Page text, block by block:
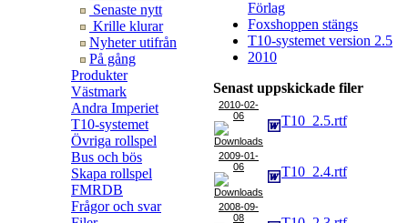
Senaste nytt
Krille klurar
Nyheter utifrån
På gång
Produkter
Västmark
Andra Imperiet
T10-systemet
Övriga rollspel
Bus och bös
Skapa rollspel
FMRDB
Frågor och svar
Förlag
Foxshoppen stängs
T10-systemet version 2.5
2010
Senast uppskickade filer
2010-02-
06
T10_2.5.rtf
2009-01-
06
T10_2.4.rtf
2008-09-
08